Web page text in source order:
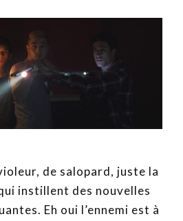
de salopard, juste la
instillent des nouvelles
Eh oui l’ennemi est à